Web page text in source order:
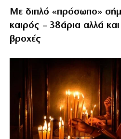
Με διπλό «πρόσωπο»
καιρός – 38άρια αλλά και
βροχές